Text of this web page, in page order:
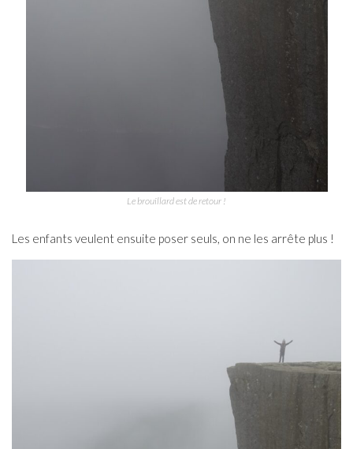
Le brouillard est de retour !
Les enfants veulent ensuite poser seuls, on ne les arrête plus !